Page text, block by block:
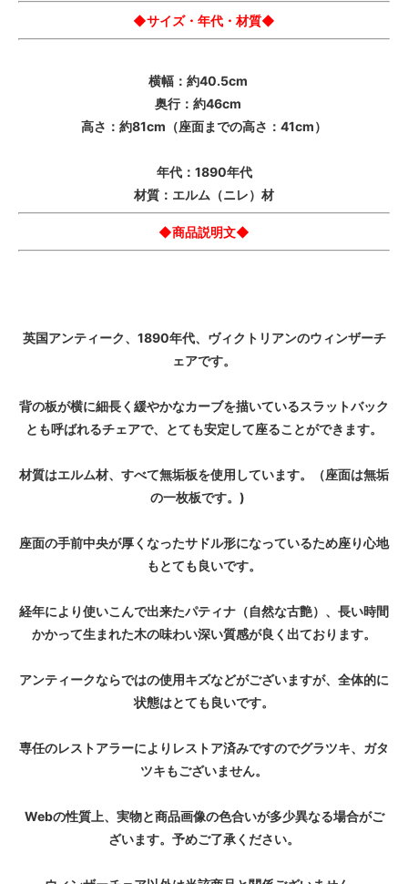
◆サイズ・年代・材質◆
横幅：約40.5cm
奥行：約46cm
高さ：約81cm（座面までの高さ：41cm）
年代：1890年代
材質：エルム（ニレ）材
◆商品説明文◆
英国アンティーク、1890年代、ヴィクトリアンのウィンザーチ
ェアです。
背の板が横に細長く緩やかなカーブを描いているスラットバック
とも呼ばれるチェアで、とても安定して座ることができます。
材質はエルム材、すべて無垢板を使用しています。（座面は無垢
の一枚板です。)
座面の手前中央が厚くなったサドル形になっているため座り心地
もとても良いです。
経年により使いこんで出来たパティナ（自然な古艶）、長い時間
かかって生まれた木の味わい深い質感が良く出ております。
アンティークならではの使用キズなどがございますが、全体的に
状態はとても良いです。
専任のレストアラーによりレストア済みですのでグラツキ、ガタ
ツキもございません。
Webの性質上、実物と商品画像の色合いが多少異なる場合がご
ざいます。予めご了承ください。